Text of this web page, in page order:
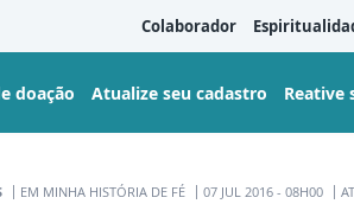
Colaborador
doação Atualize seu cadastro Reative
EM MINHA HISTÓRIA DE FÉ 07 JUL 2016 - 08H00